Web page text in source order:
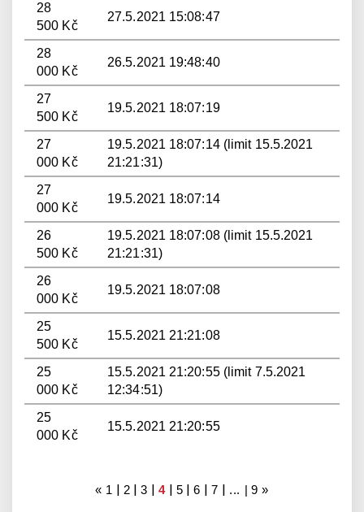
28
500 Kč
27.5.2021 15:08:47
28
000 Kč
26.5.2021 19:48:40
27
500 Kč
19.5.2021 18:07:19
27
000 Kč
19.5.2021 18:07:14 (limit 15.5.2021
21:21:31)
27
000 Kč
19.5.2021 18:07:14
26
500 Kč
19.5.2021 18:07:08 (limit 15.5.2021
21:21:31)
26
000 Kč
19.5.2021 18:07:08
25
500 Kč
15.5.2021 21:21:08
25
000 Kč
15.5.2021 21:20:55 (limit 7.5.2021
12:34:51)
25
000 Kč
15.5.2021 21:20:55
« 1 | 2 |3 |4| 5 |6 |7 | ... | 9 »